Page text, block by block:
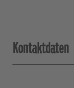
Kontaktdaten